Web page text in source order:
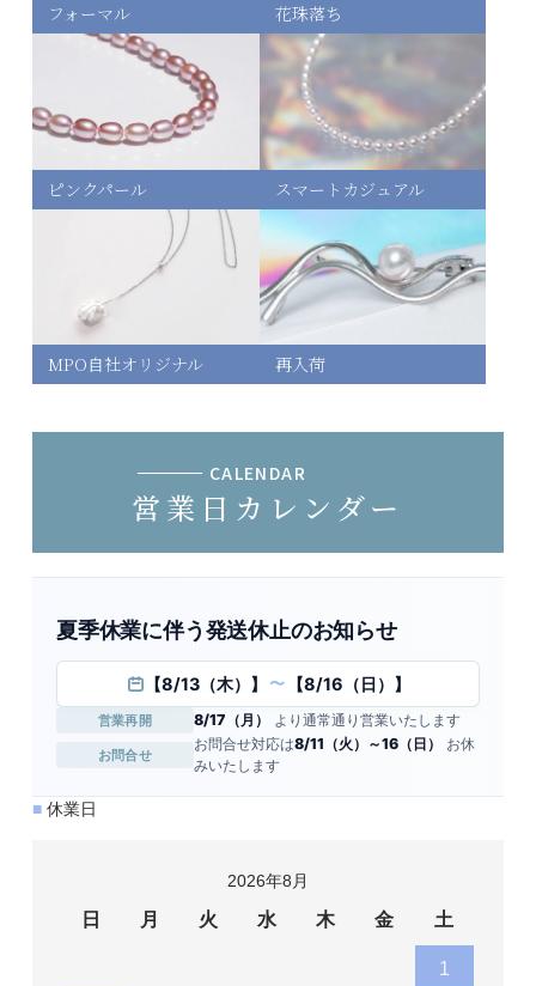
フォーマル 花珠落ち
ピンクパール スマートカジュアル
MPO自社オリジナル 再入荷
CALENDAR
営業日カレンダー
夏季休業に伴う発送休止のお知らせ
【8/13（木）】 〜 【8/16（日）】
営業再開 8/17（月） より通常通り営業いたします
お問合せ
お問合せ対応は8/11（火）～16（日）
お休
みいたします
■休業日
2026年8月
日 月 火 水 木 金 土
1